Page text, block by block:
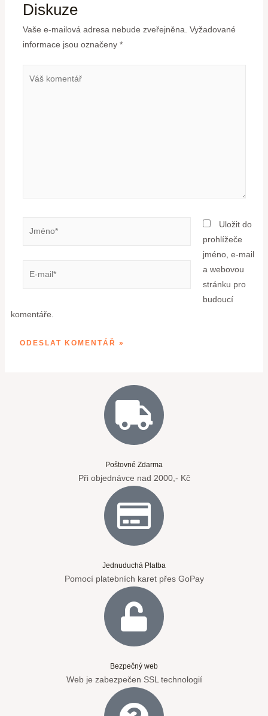
Diskuze
Vaše e-mailová adresa nebude zveřejněna. Vyžadované
informace jsou označeny *
Uložit do
prohlížeče
jméno, e-mail
a webovou
stránku pro
budoucí
komentáře.
Poštovné Zdarma
Při objednávce nad 2000,- Kč
Jednuduchá Platba
Pomocí platebních karet přes GoPay
Bezpečný web
Web je zabezpečen SSL technologií